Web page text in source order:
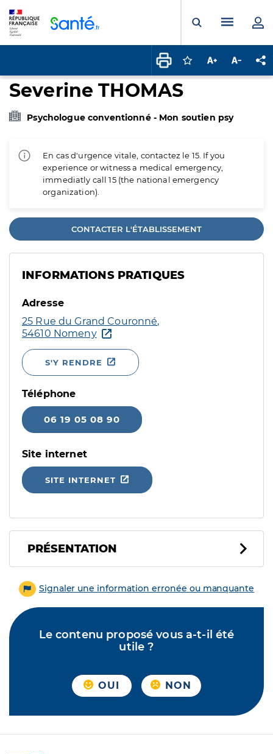
Ouvrir laMenu
Connectez-vous
Augmenter la
Severine THOMAS
Psychologue conventionné - Mon soutien psy
En cas d'urgence vitale, contactez le 15. If you
experience or witness a medical emergency,
immediatly call 15 (the national emergency
organization).
CONTACTER L'ÉTABLISSEMENT
INFORMATIONS PRATIQUES
Adresse
25 Rue du Grand Couronné,
54610 Nomeny
S'Y RENDRE
Téléphone
06 19 05 08 90
Site internet
SITE INTERNET
PRÉSENTATION
Signaler une information erronée ou manquante
Le contenu proposé vous a-t-il été
utile ?
OUI NON